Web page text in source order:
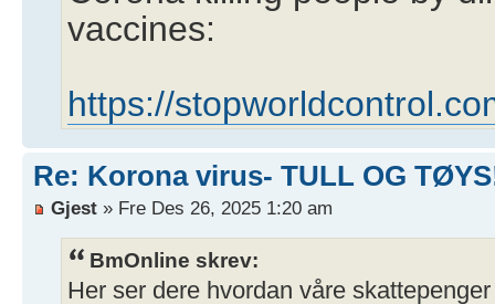
vaccines:
https://
Re: Korona virus- TULL OG
Gjest » Fre Des 26, 2025 1:20 am
BmOnline skrev:
Her ser dere hvordan våre